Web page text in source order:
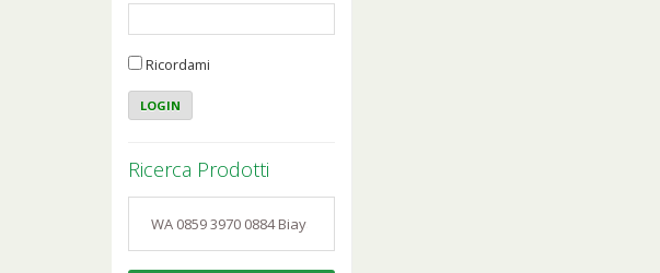
Ricordami
Ricerca Prodotti